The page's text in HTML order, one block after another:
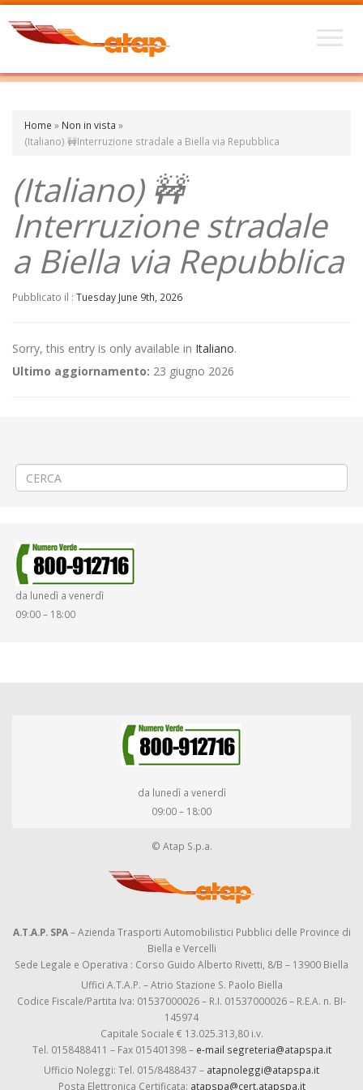
Home » Non in vista »
(Italiano) 🚧Interruzione stradale a Biella via Repubblica
(Italiano) 🚧
Interruzione stradale
a Biella via Repubblica
Pubblicato il : Tuesday June 9th, 2026
Sorry, this entry is only available in Italiano.
Ultimo aggiornamento: 23 giugno 2026
da lunedì a venerdì
09:00 – 18:00
da lunedì a venerdì
09:00 – 18:00
© Atap S.p.a.
A.T.A.P. SPA– Azienda Trasporti Automobilistici Pubblici delle Province di
Biella e Vercelli
Sede Legale e Operativa : Corso Guido Alberto Rivetti, 8/B – 13900 Biella
Uffici A.T.A.P. – Atrio Stazione S. Paolo Biella
Codice Fiscale/Partita Iva: 01537000026 – R.I. 01537000026 – R.E.A. n. BI-
145974
Capitale Sociale € 13.025.313,80 i.v.
Tel. 0158488411 – Fax 015401398 – e-mail segreteria@atapspa.it
Ufficio Noleggi: Tel. 015/8488437 – atapnoleggi@atapspa.it
Posta Elettronica Certificata: atapspa@cert.atapspa.it